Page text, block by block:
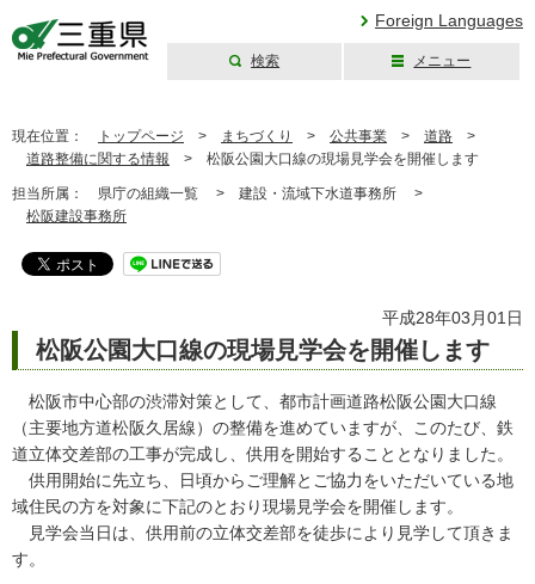
Foreign Languages
検索 メニュー
現在位置： トップページ > まちづくり > 公共事業 > 道路 >
道路整備に関する情報 > 松阪公園大口線の現場見学会を開催します
担当所属： 県庁の組織一覧 > 建設・流域下水道事務所 >
松阪建設事務所
平成28年03月01日
松阪公園大口線の現場見学会を開催します
松阪市中心部の渋滞対策として、都市計画道路松阪公園大口線
（主要地方道松阪久居線）の整備を進めていますが、このたび、鉄
道立体交差部の工事が完成し、供用を開始することとなりました。
供用開始に先立ち、日頃からご理解とご協力をいただいている地
域住民の方を対象に下記のとおり現場見学会を開催します。
見学会当日は、供用前の立体交差部を徒歩により見学して頂きま
す。